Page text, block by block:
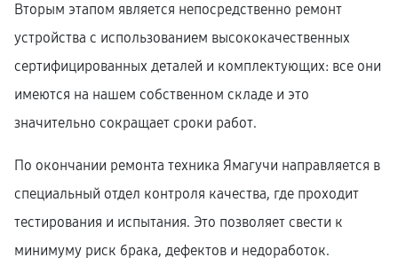
Вторым этапом является непосредственно ремонт
устройства с использованием высококачественных
сертифицированных деталей и комплектующих: все они
имеются на нашем собственном складе и это
значительно сокращает сроки работ.
По окончании ремонта техника Ямагучи направляется в
специальный отдел контроля качества, где проходит
тестирования и испытания. Это позволяет свести к
минимуму риск брака, дефектов и недоработок.